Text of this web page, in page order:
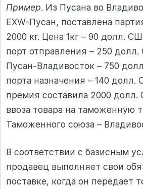
Пример. Из Пусана во
EXW-Пусан, поставлена
2000 кг. Цена 1кг – 90 долл.
порт отправления – 250
Пусан-Владивосток – 750
порта назначения – 140 долл.
премия составила 2000
ввоза товара на таможенную
Таможенного союза –
В соответствии с базисным
продавец выполняет свои
поставке, когда он передает